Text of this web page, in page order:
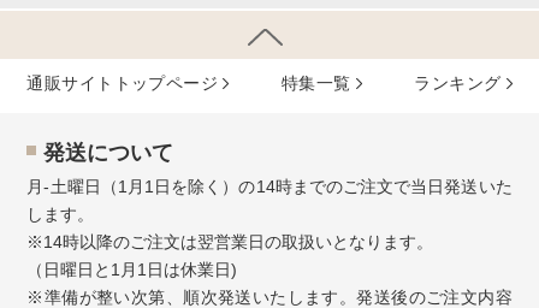
通販サイトトップページ 特集⼀覧 ランキング
発送について
月-土曜日（1月1日を除く）の14時までのご注文で当日発送いた
します。
※14時以降のご注文は翌営業日の取扱いとなります。
（日曜日と1月1日は休業日)
※準備が整い次第、順次発送いたします。発送後のご注文内容